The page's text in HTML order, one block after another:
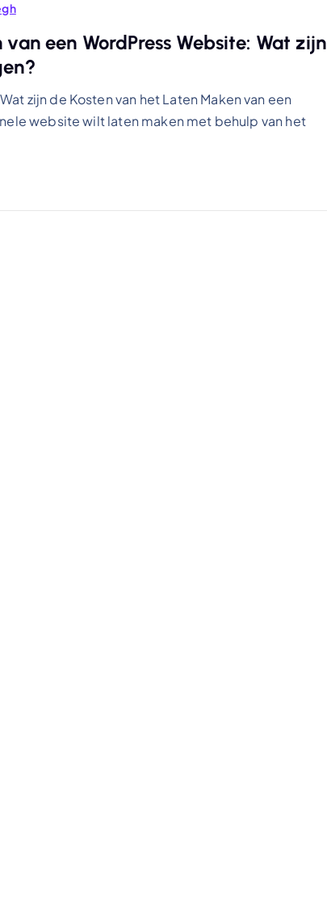
een WordPress Website: Wat zijn
zijn de Kosten van het Laten Maken van een
website wilt laten maken met behulp van het